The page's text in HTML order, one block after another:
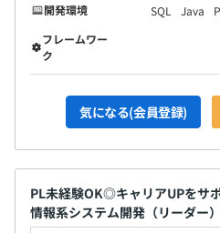
開発環境
SQL Java
フレームワー
ク
気になる(会員登録)
PL未経験OK◎キャリアUPをサ
情報系システム開発（リーダー